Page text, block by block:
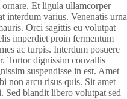
Et ligula ullamcorper
interdum varius. Venenatis urna
Orci sagittis eu volutpat
imperdiet proin fermentum
ac turpis. Interdum posuere
Tortor dignissim convallis
suspendisse in est. Amet
non arcu risus quis. Sit amet
Sed blandit libero volutpat sed